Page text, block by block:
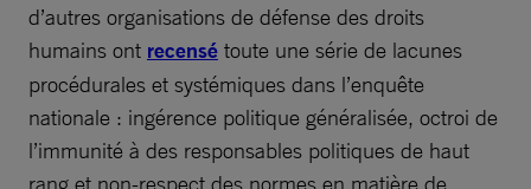
d’autres organisations de défense des droits
humains ont recensé toute une série de lacunes
procédurales et systémiques dans l’enquête
nationale : ingérence politique généralisée, octroi de
l’immunité à des responsables politiques de haut
rang et non-respect des normes en matière de